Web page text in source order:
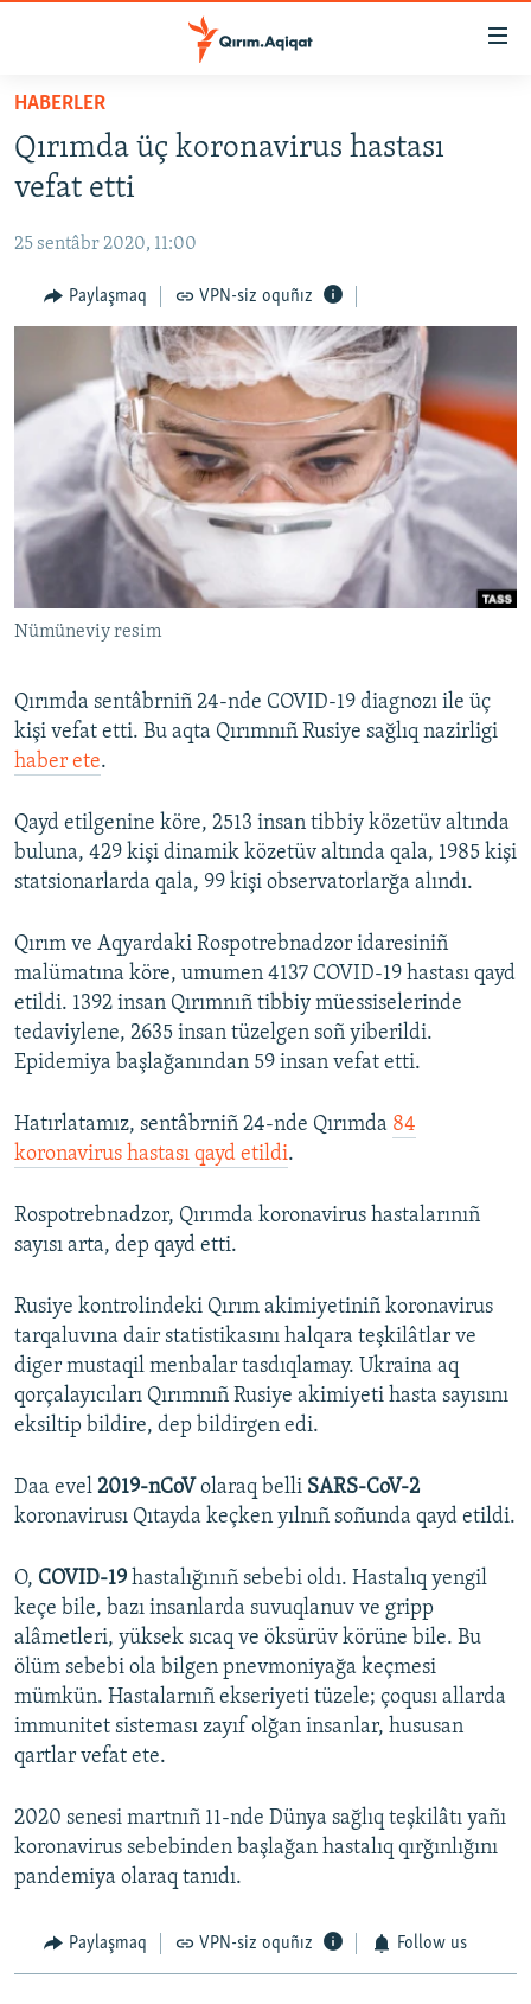
Esas
qaytmaq
Baş
qaytmaq
qaytmaq
HABERLER
SİYASET
CEMİYET
MEDENİYET
İNSAN AQLARI
VİDEO
SÜRET
BLOGLAR
FİKİR
Русский
Українською
HABERLER
Qırımda üç koronavirus hastası
vefat etti
25 sentâbr 2020, 11:00
Paylaşmaq VPN-siz oquñız
Nümüneviy resim
Qırımda sentâbrniñ 24-nde COVID-19 diagnozı ile üç
kişi vefat etti. Bu aqta Qırımnıñ Rusiye sağlıq nazirligi
haber ete.
Qayd etilgenine köre, 2513 insan tibbiy közetüv altında
buluna, 429 kişi dinamik közetüv altında qala, 1985 kişi
statsionarlarda qala, 99 kişi observatorlarğa alındı.
Qırım ve Aqyardaki Rospotrebnadzor idaresiniñ
malümatına köre, umumen 4137 COVID-19 hastası qayd
etildi. 1392 insan Qırımnıñ tibbiy müessiselerinde
tedaviylene, 2635 insan tüzelgen soñ yiberildi.
Epidemiya başlağanından 59 insan vefat etti.
Hatırlatamız, ​sentâbrniñ 24-nde Qırımda 84
koronavirus hastası qayd etildi.
Rospotrebnadzor, Qırımda koronavirus hastalarınıñ
sayısı arta, dep qayd etti.
Rusiye kontrolindeki Qırım akimiyetiniñ koronavirus
tarqaluvına dair statistikasını halqara teşkilâtlar ve
diger mustaqil menbalar tasdıqlamay. Ukraina aq
qorçalayıcıları Qırımnıñ Rusiye akimiyeti hasta sayısını
eksiltip bildire, dep bildirgen edi.
Daa evel 2019-nCoV olaraq belli SARS-CoV-2
koronavirusı Qıtayda keçken yılnıñ soñunda qayd etildi.
O, COVID-19 hastalığınıñ sebebi oldı. Hastalıq yengil
keçe bile, bazı insanlarda suvuqlanuv ve gripp
alâmetleri, yüksek sıcaq ve öksürüv körüne bile. Bu
ölüm sebebi ola bilgen pnevmoniyağa keçmesi
mümkün. Hastalarnıñ ekseriyeti tüzele; çoqusı allarda
immunitet sisteması zayıf olğan insanlar, hususan
qartlar vefat ete.
2020 senesi martnıñ 11-nde Dünya sağlıq teşkilâtı yañı
koronavirus sebebinden başlağan hastalıq qırğınlığını
pandemiya olaraq tanıdı.
Paylaşmaq VPN-siz oquñız Follow us